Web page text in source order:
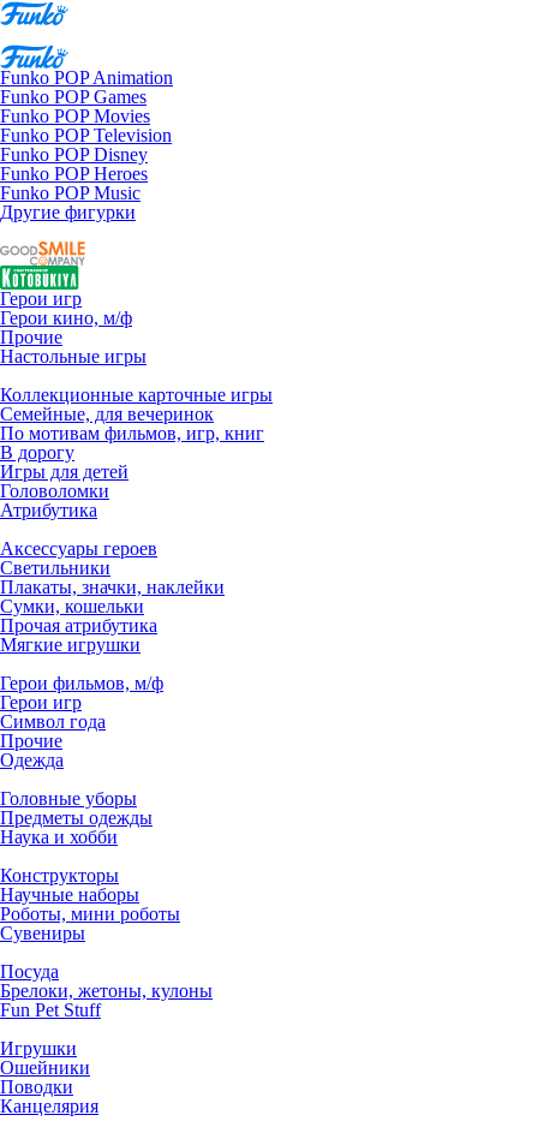
Funko POP Animation
Funko POP Games
Funko POP Movies
Funko POP Television
Funko POP Disney
Funko POP Heroes
Funko POP Music
Другие фигурки
Герои игр
Герои кино, м/ф
Прочие
Настольные игры
Коллекционные карточные игры
Семейные, для вечеринок
По мотивам фильмов, игр, книг
В дорогу
Игры для детей
Головоломки
Атрибутика
Аксессуары героев
Светильники
Плакаты, значки, наклейки
Сумки, кошельки
Прочая атрибутика
Мягкие игрушки
Герои фильмов, м/ф
Герои игр
Символ года
Прочие
Одежда
Головные уборы
Предметы одежды
Наука и хобби
Конструкторы
Научные наборы
Роботы, мини роботы
Сувениры
Посуда
Брелоки, жетоны, кулоны
Fun Pet Stuff
Игрушки
Ошейники
Поводки
Канцелярия